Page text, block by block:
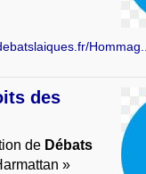
Hommag...
des
de Débats
»